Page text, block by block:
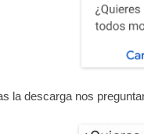
la descarga nos